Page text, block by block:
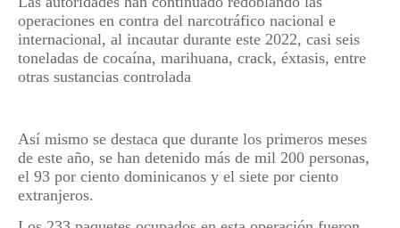
operaciones en contra del narcotráfico nacional e
internacional, al incautar durante este 2022, casi seis
toneladas de cocaína, marihuana, crack, éxtasis, entre
otras sustancias controlada
Así mismo se destaca que durante los primeros meses
de este año, se han detenido más de mil 200 personas,
el 93 por ciento dominicanos y el siete por ciento
extranjeros.